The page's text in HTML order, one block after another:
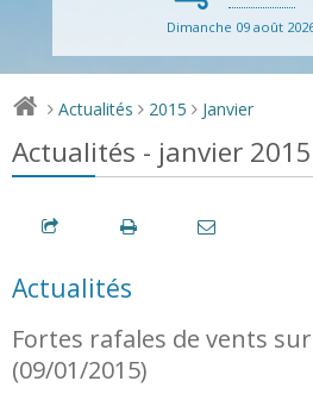
Dimanche 09 août
> Actualités > 2015 > Janvier
Actualités - janvier 2015
Actualités
Fortes rafales de vents
(09/01/2015)